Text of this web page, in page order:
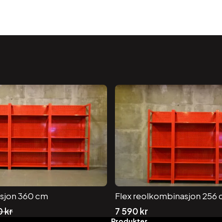
360 cm
kr
Flex reolkombinasjon 256
7 590 kr